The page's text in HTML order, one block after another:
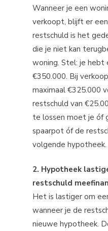
Wanneer je een
verkoopt, blijft er
restschuld is het
die je niet kan
woning. Stel: je hebt
€350.000. Bij
maximaal €325.000
restschuld van
te lossen moet je óf
spaarpot óf de
volgende hypotheek.
2. Hypotheek
restschuld
Het is lastiger om
wanneer je de
nieuwe hypotheek.